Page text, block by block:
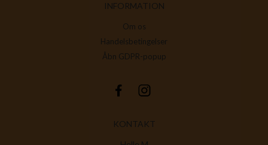
INFORMATION
Om os
Handelsbetingelser
Åbn GDPR-popup
KONTAKT